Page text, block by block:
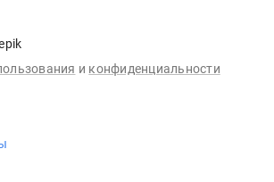
и конфиденциальности